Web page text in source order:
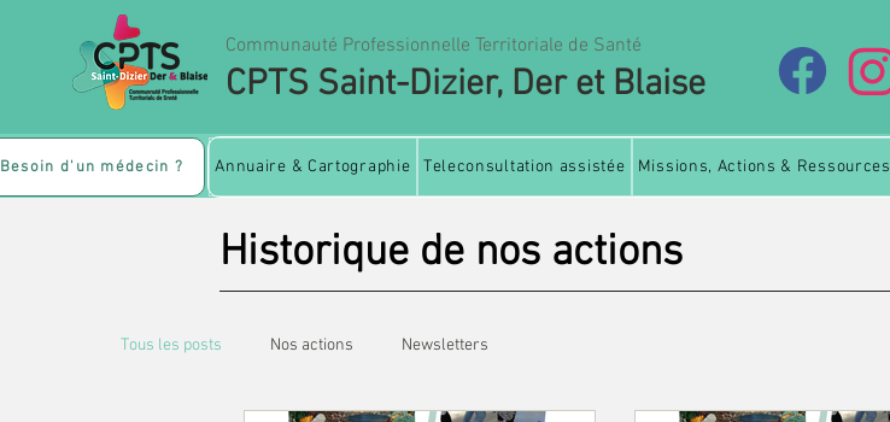
Communauté Professionnelle Territoriale de Santé
CPTS Saint-Dizier, Der et Blaise
Besoin d'un médecin ? Annuaire & Cartographie Teleconsultation assistée Missions, Actions & Ressources
Historique de nos actions
Tous les posts Nos actions Newsletters